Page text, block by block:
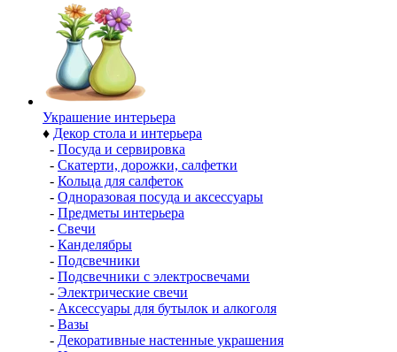
Украшение интерьера
♦ Декор стола и интерьера
- Посуда и сервировка
- Скатерти, дорожки, салфетки
- Кольца для салфеток
- Одноразовая посуда и аксессуары
- Предметы интерьера
- Свечи
- Канделябры
- Подсвечники
- Подсвечники с электросвечами
- Электрические свечи
- Аксессуары для бутылок и алкоголя
- Вазы
- Декоративные настенные украшения